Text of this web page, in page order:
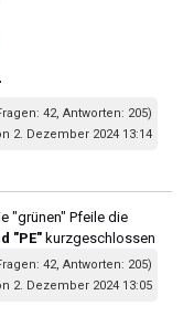
42, Antworten: 205)
2. Dezember 2024 13:14
"grünen" Pfeile die
"PE" kurzgeschlossen
42, Antworten: 205)
2. Dezember 2024 13:05